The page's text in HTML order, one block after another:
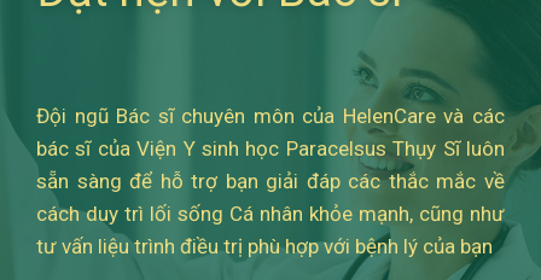
Đội ngũ Bác sĩ chuyên môn của HelenCare và các
bác sĩ của Viện Y sinh học Paracelsus Thụy Sĩ luôn
sẵn sàng để hỗ trợ bạn giải đáp các thắc mắc về
cách duy trì lối sống Cá nhân khỏe mạnh, cũng như
tư vấn liệu trình điều trị phù hợp với bệnh lý của bạn